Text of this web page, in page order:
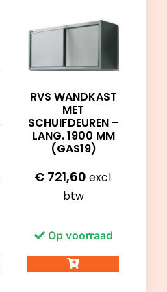
RVS WANDKAST
MET
SCHUIFDEUREN –
LANG. 1900 MM
(GAS19)
€721,60 excl.
btw
Op voorraad